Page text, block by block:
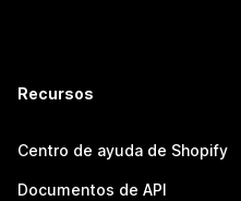
Recursos
Centro de ayuda de Shopify
Documentos de API